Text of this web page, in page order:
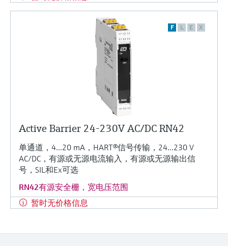
F L E X
Active Barrier 24-230V AC/DC RN42
单通道，4...20 mA，HART®信号传输，24...230 V
AC/DC，有源或无源电流输入，有源或无源输出信
号，SIL和Ex可选
RN42有源安全栅，宽电压范围
暂时无价格信息